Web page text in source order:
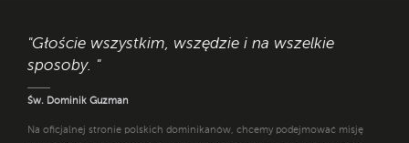
"Głoście wszystkim, wszędzie i na wszelkie
sposoby. "
Św. Dominik Guzman
Na oficjalnej stronie polskich dominikanów, chcemy podejmować misję